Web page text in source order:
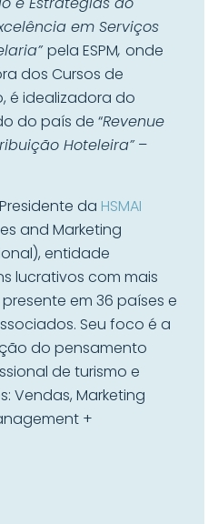
em Serviços
pela ESPM, onde
dos Cursos de
é idealizadora do
do país de “Revenue
Hoteleira”–
da HSMAI
and Marketing
entidade
lucrativos com mais
em 36 países e
Seu foco é a
do pensamento
de turismo e
Vendas, Marketing
+